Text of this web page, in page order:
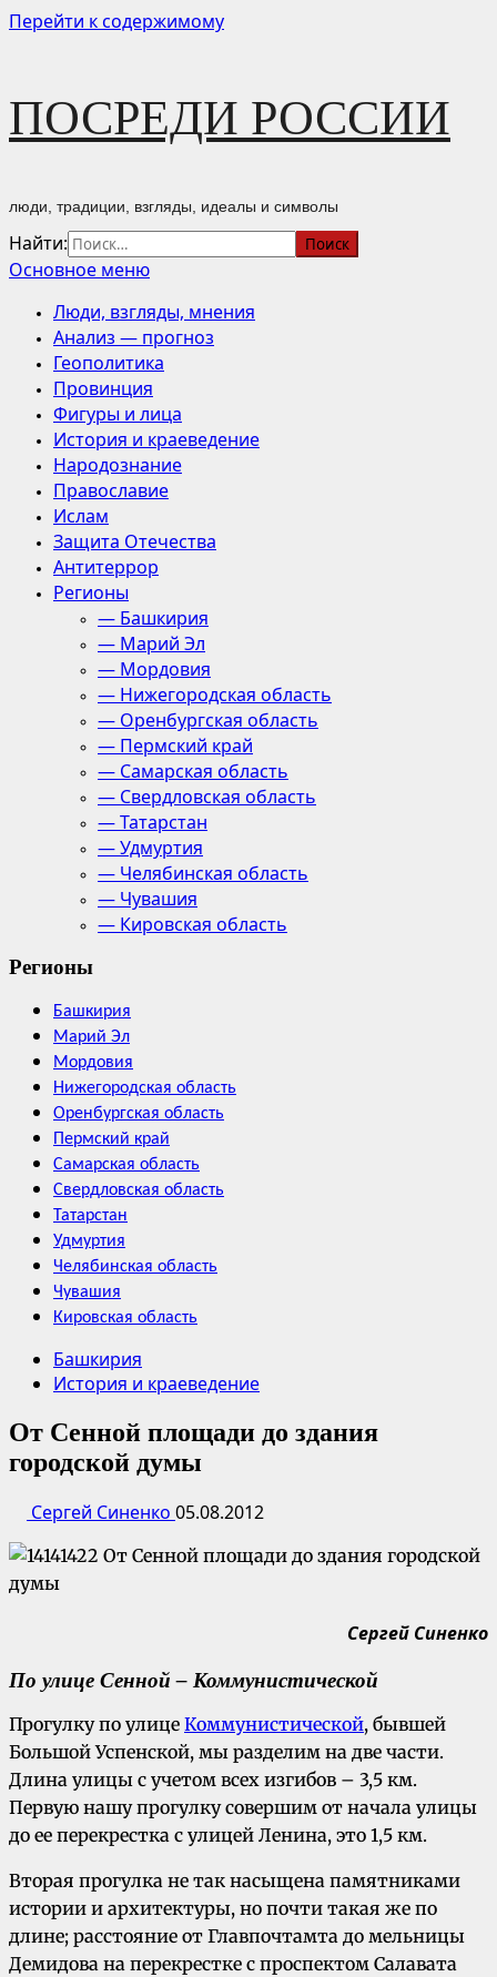
Перейти к содержимому
ПОСРЕДИ РОССИИ
люди, традиции, взгляды, идеалы и символы
Найти:
Основное меню
Люди, взгляды, мнения
Анализ — прогноз
Геополитика
Провинция
Фигуры и лица
История и краеведение
Народознание
Православие
Ислам
Защита Отечества
Антитеррор
Регионы
— Башкирия
— Марий Эл
— Мордовия
— Нижегородская область
— Оренбургская область
— Пермский край
— Самарская область
— Свердловская область
— Татарстан
— Удмуртия
— Челябинская область
— Чувашия
— Кировская область
Регионы
Башкирия
Марий Эл
Мордовия
Нижегородская область
Оренбургская область
Пермский край
Самарская область
Свердловская область
Татарстан
Удмуртия
Челябинская область
Чувашия
Кировская область
Башкирия
История и краеведение
От Сенной площади до здания
городской думы
Сергей Синенко 05.08.2012
Сергей Синенко
По улице Сенной – Коммунистической
Прогулку по улице Коммунистической, бывшей
Большой Успенской, мы разделим на две части.
Длина улицы с учетом всех изгибов – 3,5 км.
Первую нашу прогулку совершим от начала улицы
до ее перекрестка с улицей Ленина, это 1,5 км.
Вторая прогулка не так насыщена памятниками
истории и архитектуры, но почти такая же по
длине; расстояние от Главпочтамта до мельницы
Демидова на перекрестке с проспектом Салавата